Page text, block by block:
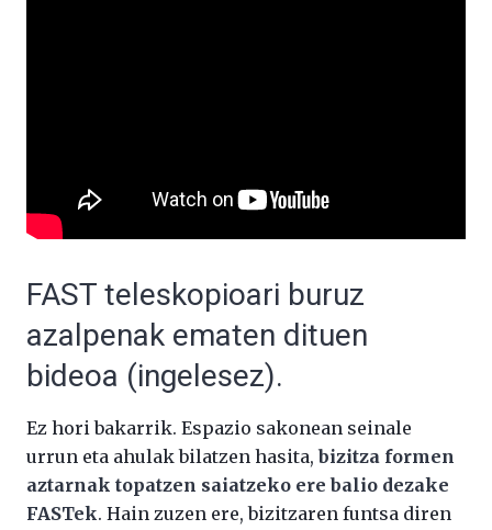
FAST teleskopioari buruz
azalpenak ematen dituen
bideoa (ingelesez).
Ez hori bakarrik. Espazio sakonean seinale
urrun eta ahulak bilatzen hasita,bizitza formen
aztarnak topatzen saiatzeko ere balio dezake
FASTek. Hain zuzen ere, bizitzaren funtsa diren